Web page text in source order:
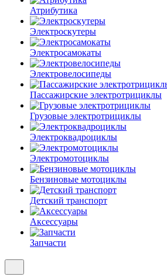
Атрибутика
Электроскутеры
Электросамокаты
Электровелосипеды
Пассажирские электротрициклы
Грузовые электротрициклы
Электроквадроциклы
Электромотоциклы
Бензиновые мотоциклы
Детский транспорт
Аксессуары
Запчасти